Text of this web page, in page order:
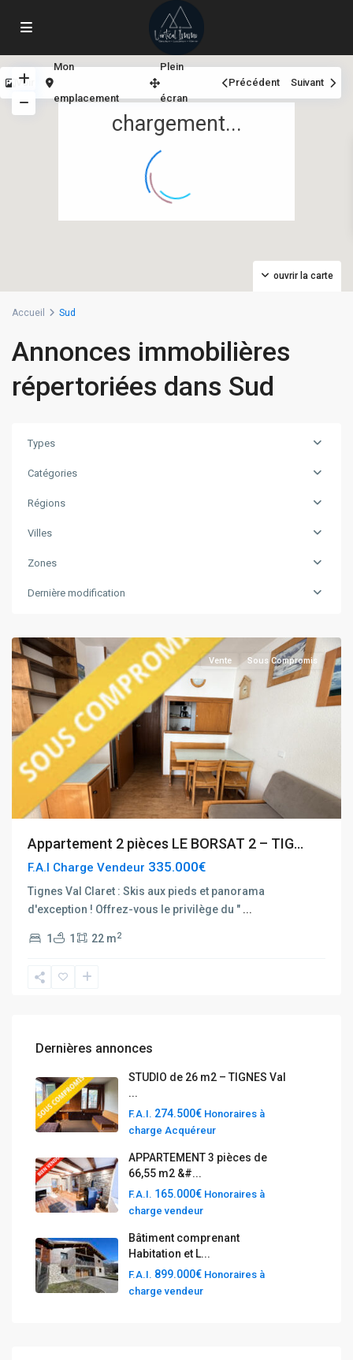
chargement...
ouvrir la carte
Voir
Mon
emplacement
Plein
écran
Précédent Suivant
Accueil Sud
Annonces immobilières
répertoriées dans Sud
Types
Catégories
Régions
Villes
Zones
Dernière modification
Rhône
Tignes
Vente Sous Compromis
Appartement 2 pièces LE BORSAT 2 – TIG...
F.A.I Charge Vendeur 335.000€
Tignes Val Claret : Skis aux pieds et panorama
d'exception ! Offrez-vous le privilège du " ...
1 1 22 m2
Dernières annonces
STUDIO de 26 m2 – TIGNES Val
...
F.A.I. 274.500€ Honoraires à
charge Acquéreur
APPARTEMENT 3 pièces de
66,55 m2 &#...
F.A.I. 165.000€ Honoraires à
charge vendeur
Bâtiment comprenant
Habitation et L...
F.A.I. 899.000€ Honoraires à
charge vendeur